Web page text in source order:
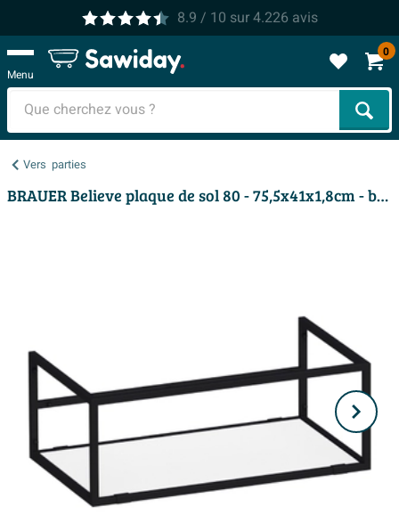
8.9 / 10 sur4.226 avis
Menu
0
Vers parties
BRAUER Believe plaque de sol 80 - 75,5x41x1,8cm - blanc mat